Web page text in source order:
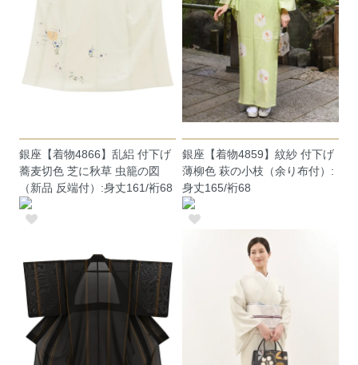
銀座【着物4866】乱絽 付下げ
蕎麦切色 芝に秋草 虫籠の図
（新品 反端付）:身丈161/裄68
銀座【着物4859】紋紗 付下げ
薄柳色 萩の小枝（余り布付）:
身丈165/裄68